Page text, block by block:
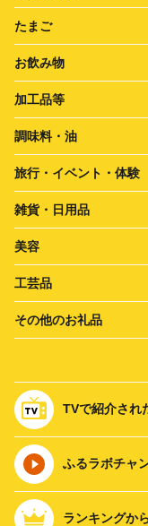
たまご
お飲み物
加工品等
調味料・油
旅行・イベント・体験
雑貨・日用品
美容
工芸品
その他のお礼品
TVで紹介され
ふるラボチャ
ランキングか